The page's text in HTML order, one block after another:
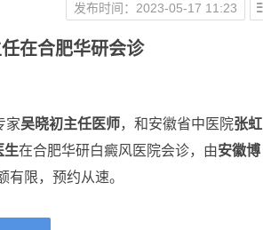
在合肥华研会诊
发布时间：2023-05-17 11:23
家吴晓初主任医师，和安徽省中医院张虹
生在合肥华研白癜风医院会诊，由安徽博
有限，预约从速。